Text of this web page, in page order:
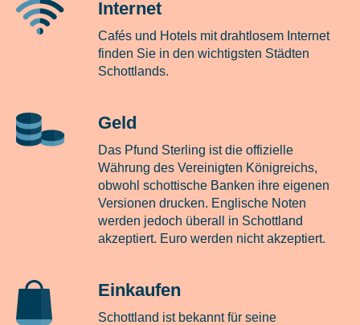
Internet
Cafés und Hotels mit drahtlosem Internet
finden Sie in den wichtigsten Städten
Schottlands.
Geld
Das Pfund Sterling ist die offizielle
Währung des Vereinigten Königreichs,
obwohl schottische Banken ihre eigenen
Versionen drucken. Englische Noten
werden jedoch überall in Schottland
akzeptiert. Euro werden nicht akzeptiert.
Einkaufen
Schottland ist bekannt für seine